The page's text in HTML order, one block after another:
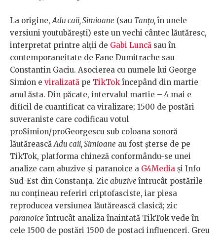
La origine,Adu caii, Simioane (sau Tanțo,în unele
versiuni youtubărești) este un vechi cântec lăutăresc,
interpretat printre alții de Gabi Luncă sau în
contemporaneitate de Fane Dumitrache sau
Constantin Gaciu. Asocierea cu numele lui George
Simion e viralizată pe TikTok începând din martie
anul ăsta. Din păcate, intervalul martie – 4 mai e
dificil de cuantificat ca viralizare; 1500 de postări
suveraniste care codificau votul
proSimion/proGeorgescu sub coloana sonoră
lăutăreascăAdu caii, Simioane au fost șterse de pe
TikTok, platforma chineză conformându-se unei
analize cam abuzive și paranoice a G4Media și Info
Sud-Est din Constanța. Zic abuzive întrucât postările
nu conțineau referiri criptofasciste, iar piesa
reproducea versiunea lăutărească clasică; zic
paranoice întrucât analiza înaintată TikTok vede în
cele 1500 de postări 1500 de postaci influenceri. Greu